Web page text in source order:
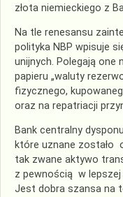
złota niemieckiego z
Na tle renesansu
polityka NBP wpisuje
unijnych. Polegają one
papieru „waluty
fizycznego,
oraz na repatriacji
Bank centralny
które uznane zostało
tak zwane aktywo
z pewnością w
Jest dobra szansa na